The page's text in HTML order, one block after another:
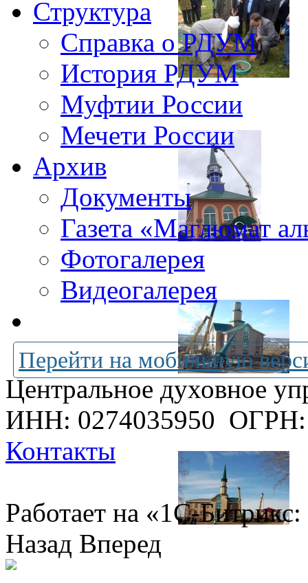
Структура
Справка о РДУМ
История РДУМ
Муфтии России
Мечети России
Архив
Документы
Газета «Маглюмат
Фотогалерея
Видеогалерея
Перейти на мобильную
Центральное духовное
ИНН: 0274035950 ОГРН:
Контакты
Работает на «1С-
Назад Вперед